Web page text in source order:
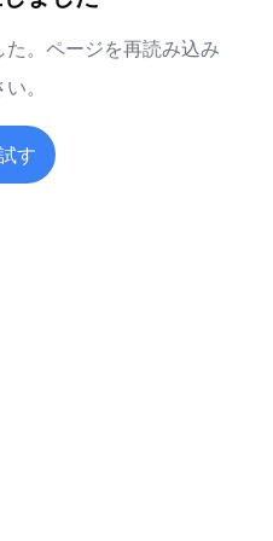
。ページを再読み込み
。
す